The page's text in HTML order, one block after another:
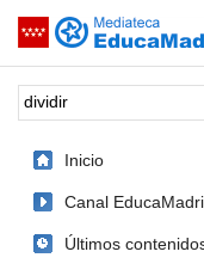
Saltar navegación
Palabra o frase:
Inicio
Canal
Últimos